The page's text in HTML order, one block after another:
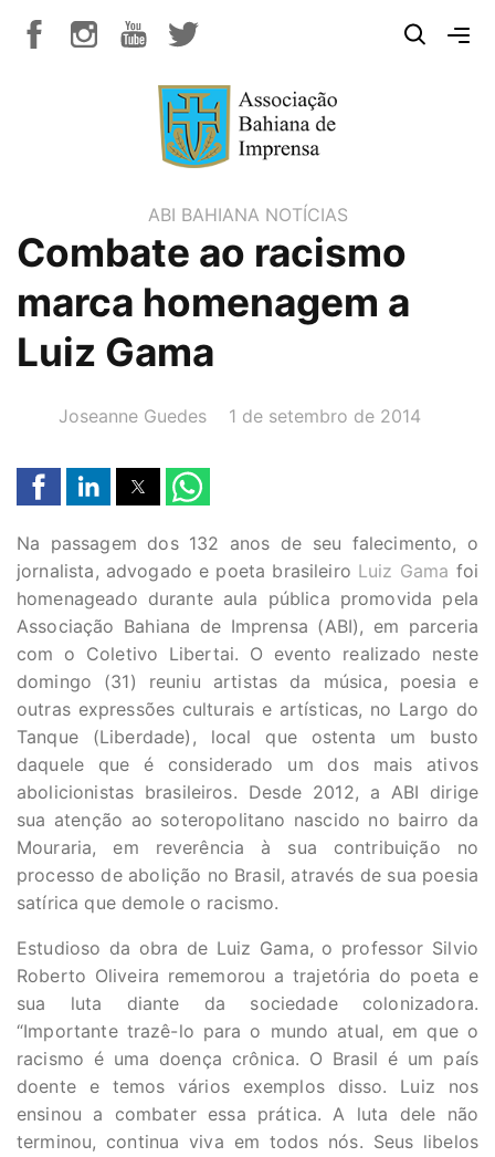
ABI BAHIANA NOTÍCIAS
Combate ao racismo
marca homenagem a
Luiz Gama
AUTOR(A):
Joseanne Guedes DATA:
1 de setembro de 2014
Na passagem dos 132 anos de seu falecimento, o
jornalista, advogado e poeta brasileiro Luiz Gama foi
homenageado durante aula pública promovida pela
Associação Bahiana de Imprensa (ABI), em parceria
com o Coletivo Libertai. O evento realizado neste
domingo (31) reuniu artistas da música, poesia e
outras expressões culturais e artísticas, no Largo do
Tanque (Liberdade), local que ostenta um busto
daquele que é considerado um dos mais ativos
abolicionistas brasileiros. Desde 2012, a ABI dirige
sua atenção ao soteropolitano nascido no bairro da
Mouraria, em reverência à sua contribuição no
processo de abolição no Brasil, através de sua poesia
satírica que demole o racismo.
Estudioso da obra de Luiz Gama, o professor Silvio
Roberto Oliveira rememorou a trajetória do poeta e
sua luta diante da sociedade colonizadora.
“Importante trazê-lo para o mundo atual, em que o
racismo é uma doença crônica. O Brasil é um país
doente e temos vários exemplos disso. Luiz nos
ensinou a combater essa prática. A luta dele não
terminou, continua viva em todos nós. Seus libelos